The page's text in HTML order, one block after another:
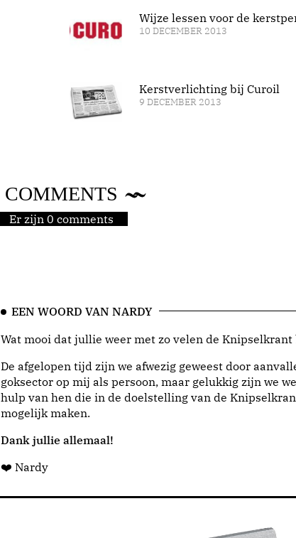
Wijze lessen voor de
10 DECEMBER 2013
Kerstverlichting bij Curoil
9 DECEMBER 2013
COMMENTS
Er zijn 0 comments
EEN WOORD VAN NARDY
Wat mooi dat jullie weer met zo velen de Knipselkrant
De afgelopen tijd zijn we afwezig geweest door
goksector op mij als persoon, maar gelukkig zijn we
hulp van hen die in de doelstelling van de
mogelijk maken.
Dank jullie allemaal!
❤️ Nardy